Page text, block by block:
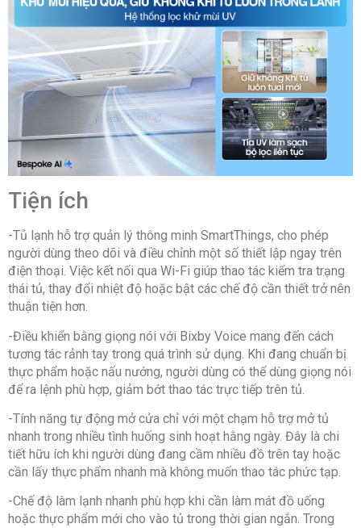
Tiện ích
-Tủ lạnh hỗ trợ quản lý thông minh SmartThings, cho phép
người dùng theo dõi và điều chỉnh một số thiết lập ngay trên
điện thoại. Việc kết nối qua Wi-Fi giúp thao tác kiểm tra trạng
thái tủ, thay đổi nhiệt độ hoặc bật các chế độ cần thiết trở nên
thuận tiện hơn.
-Điều khiển bằng giọng nói với Bixby Voice mang đến cách
tương tác rảnh tay trong quá trình sử dụng. Khi đang chuẩn bị
thực phẩm hoặc nấu nướng, người dùng có thể dùng giọng nói
để ra lệnh phù hợp, giảm bớt thao tác trực tiếp trên tủ.
-Tính năng tự động mở cửa chỉ với một chạm hỗ trợ mở tủ
nhanh trong nhiều tình huống sinh hoạt hằng ngày. Đây là chi
tiết hữu ích khi người dùng đang cầm nhiều đồ trên tay hoặc
cần lấy thực phẩm nhanh mà không muốn thao tác phức tạp.
-Chế độ làm lạnh nhanh phù hợp khi cần làm mát đồ uống
hoặc thực phẩm mới cho vào tủ trong thời gian ngắn. Trong